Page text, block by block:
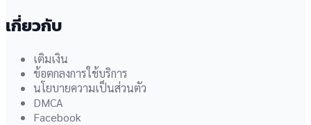
เกี่ยวกับ
เติมเงิน
ข้อตกลงการใช้บริการ
นโยบายความเป็นส่วนตัว
DMCA
Facebook